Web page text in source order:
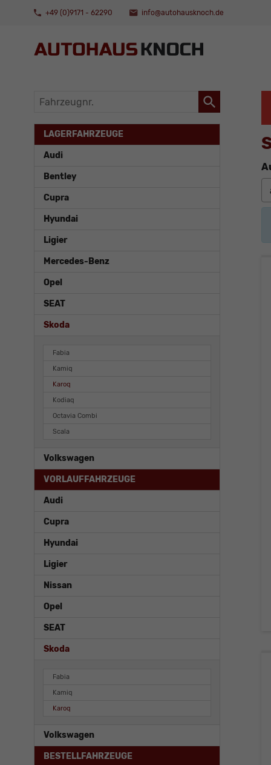
+49 (0)9171 - 62290 info@autohausknoch.de
Fahrzeugnr.
LAGERFAHRZEUGE
Audi
Bentley
Cupra
Hyundai
Ligier
Mercedes-Benz
Opel
SEAT
Skoda
Fabia
Kamiq
Karoq
Kodiaq
Octavia Combi
Scala
Volkswagen
VORLAUFFAHRZEUGE
Audi
Cupra
Hyundai
Ligier
Nissan
Opel
SEAT
Skoda
Fabia
Kamiq
Karoq
Volkswagen
BESTELLFAHRZEUGE